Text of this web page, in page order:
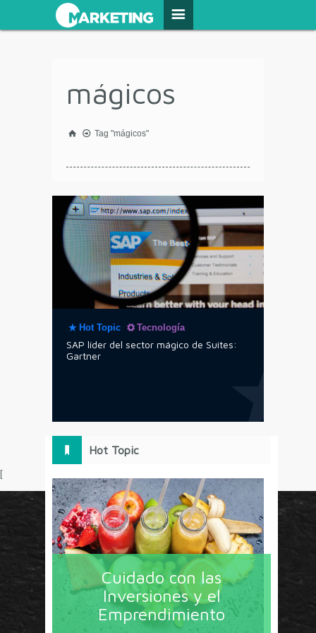
mágicos
Tag "mágicos"
Hot Topic Tecnología
SAP líder del sector mágico de Suites:
Gartner
Hot Topic
Cuidado con las
Inversiones y el
Emprendimiento
[
Circulo Marketing concentra lo último en estrategias,
herramientas y tendencias con un enfoque en México
y América Latina. La revista contiene lo imprescindible
en tecnología, nuevas herramientas, liderazgo, redes
sociales y nuevas ideas en marketing. Los contenidos
están escritos por líderes de negocios y dirigidos hacia